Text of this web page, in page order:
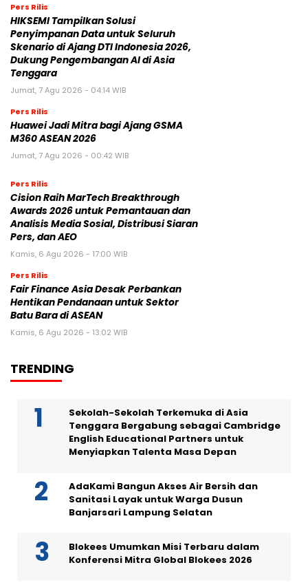
Pers Rilis
HIKSEMI Tampilkan Solusi
Penyimpanan Data untuk Seluruh
Skenario di Ajang DTI Indonesia 2026,
Dukung Pengembangan AI di Asia
Tenggara
Jumat, 7 Agu 2026 - 04:14 WIB
Pers Rilis
Huawei Jadi Mitra bagi Ajang GSMA
M360 ASEAN 2026
Jumat, 7 Agu 2026 - 00:42 WIB
Pers Rilis
Cision Raih MarTech Breakthrough
Awards 2026 untuk Pemantauan dan
Analisis Media Sosial, Distribusi Siaran
Pers, dan AEO
Kamis, 6 Agu 2026 - 17:00 WIB
Pers Rilis
Fair Finance Asia Desak Perbankan
Hentikan Pendanaan untuk Sektor
Batu Bara di ASEAN
Kamis, 6 Agu 2026 - 13:02 WIB
TRENDING
Sekolah-Sekolah Terkemuka di Asia
Tenggara Bergabung sebagai Cambridge
English Educational Partners untuk
Menyiapkan Talenta Masa Depan
AdaKami Bangun Akses Air Bersih dan
Sanitasi Layak untuk Warga Dusun
Banjarsari Lampung Selatan
Blokees Umumkan Misi Terbaru dalam
Konferensi Mitra Global Blokees 2026